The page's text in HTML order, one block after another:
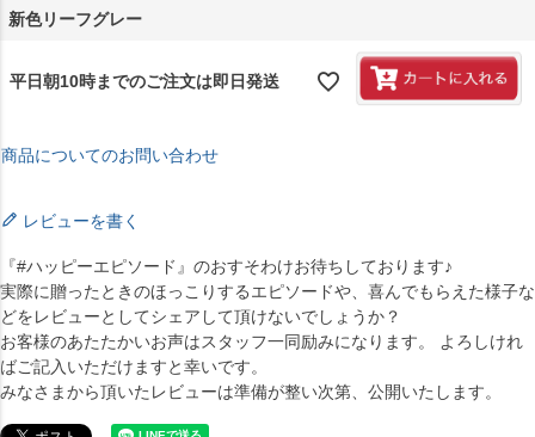
新色リーフグレー
平日朝10時までのご注文は即日発送
商品についてのお問い合わせ
レビューを書く
『#ハッピーエピソード』のおすそわけお待ちしております♪
実際に贈ったときのほっこりするエピソードや、喜んでもらえた様子な
どをレビューとしてシェアして頂けないでしょうか？
お客様のあたたかいお声はスタッフ一同励みになります。 よろしけれ
ばご記入いただけますと幸いです。
みなさまから頂いたレビューは準備が整い次第、公開いたします。